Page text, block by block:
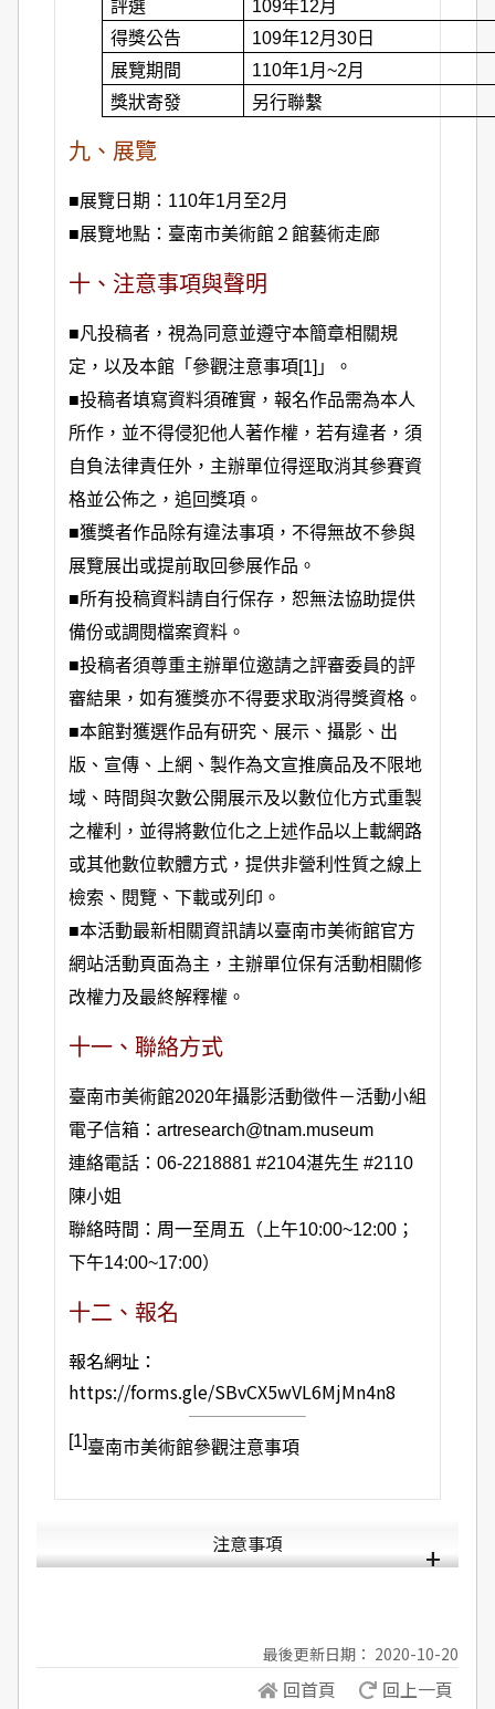
評選 109年12月
得獎公告
109年12月30日
展覽期間
110年1月~2月
獎狀寄發
另行聯繫
九、展覽
■展覽日期：110年1月至2月
■展覽地點：臺南市美術館２館藝術走廊
十、注意事項與聲明
■凡投稿者，視為同意並遵守本簡章相關規
定，以及本館「參觀注意事項[1] 」。
■投稿者填寫資料須確實，報名作品需為本人
所作，並不得侵犯他人著作權，若有違者，須
自負法律責任外，主辦單位得逕取消其參賽資
格並公佈之，追回獎項。
■獲獎者作品除有違法事項，不得無故不參與
展覽展出或提前取回參展作品。
■所有投稿資料請自行保存，恕無法協助提供
備份或調閱檔案資料。
■投稿者須尊重主辦單位邀請之評審委員的評
審結果，如有獲獎亦不得要求取消得獎資格。
■本館對獲選作品有研究、展示、攝影、出
版、宣傳、上網、製作為文宣推廣品及不限地
域、時間與次數公開展示及以數位化方式重製
之權利，並得將數位化之上述作品以上載網路
或其他數位軟體方式，提供非營利性質之線上
檢索、閱覽、下載或列印。
■本活動最新相關資訊請以臺南市美術館官方
網站活動頁面為主，主辦單位保有活動相關修
改權力及最終解釋權。
十一、聯絡方式
臺南市美術館2020年攝影活動徵件－活動小組
電子信箱：artresearch@tnam.museum
連絡電話：06-2218881 #2104湛先生 #2110
陳小姐
聯絡時間：周一至周五（上午10:00~12:00；
下午14:00~17:00）
十二、報名
報名網址：
https://forms.gle/SBvCX5wVL6MjMn4n8
[1]臺南市美術館參觀注意事項
注意事項
最後更新日期： 2020-10-20
回首頁 回上一頁